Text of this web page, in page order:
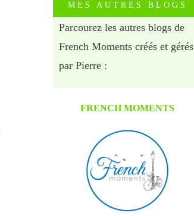
MES AUTRES BLOGS
Parcourez les autres blogs de
French Moments créés et gérés
par Pierre :
FRENCH MOMENTS